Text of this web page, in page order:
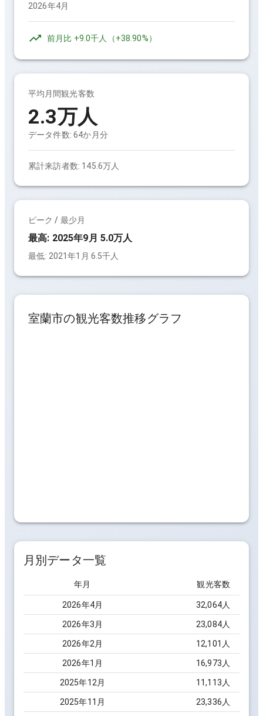
2026年4月
前月比 +9.0千人 （+38.90%）
平均月間観光客数
2.3万人
データ件数:64か月分
累計来訪者数: 145.6万人
ピーク / 最少月
最高: 2025年9月 5.0万人
最低: 2021年1月 6.5千人
室蘭市の観光客数推移グラフ
月別データ一覧
年月 観光客数
2026年4月 32,064人
2026年3 月 23,084人
2026年2 月 12,101 人
2026年1 月 16,973 人
2025年12 月 11,113 人
2025年11 月 23,336 人